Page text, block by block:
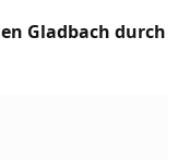
Gladbach durch